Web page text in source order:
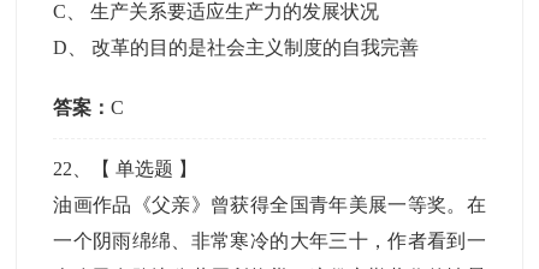
C 、生产关系要适应生产力的发展状况
D 、改革的目的是社会主义制度的自我完善
答案：C
22 、【单选题 】
油画作品《父亲》曾获得全国青年美展一等奖。在
一个阴雨绵绵、非常寒冷的大年三十，作者看到一